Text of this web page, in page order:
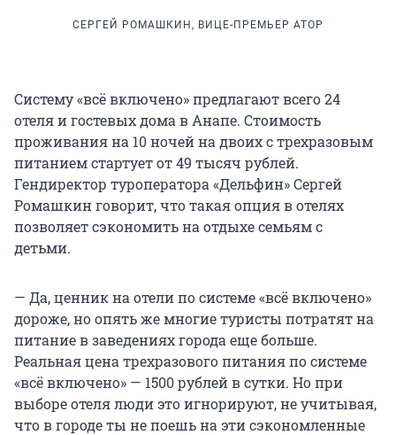
СЕРГЕЙ РОМАШКИН, ВИЦЕ-ПРЕМЬЕР АТОР
Систему «всё включено» предлагают всего 24
отеля и гостевых дома в Анапе. Стоимость
проживания на 10 ночей на двоих с трехразовым
питанием стартует от 49 тысяч рублей.
Гендиректор туроператора «Дельфин» Сергей
Ромашкин говорит, что такая опция в отелях
позволяет сэкономить на отдыхе семьям с
детьми.
— Да, ценник на отели по системе «всё включено»
дороже, но опять же многие туристы потратят на
питание в заведениях города еще больше.
Реальная цена трехразового питания по системе
«всё включено» — 1500 рублей в сутки. Но при
выборе отеля люди это игнорируют, не учитывая,
что в городе ты не поешь на эти сэкономленные